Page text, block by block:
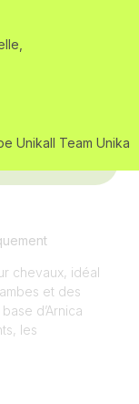
chevaux, idéal
et des
d’Arnica
les
UnikaIl Team Unika